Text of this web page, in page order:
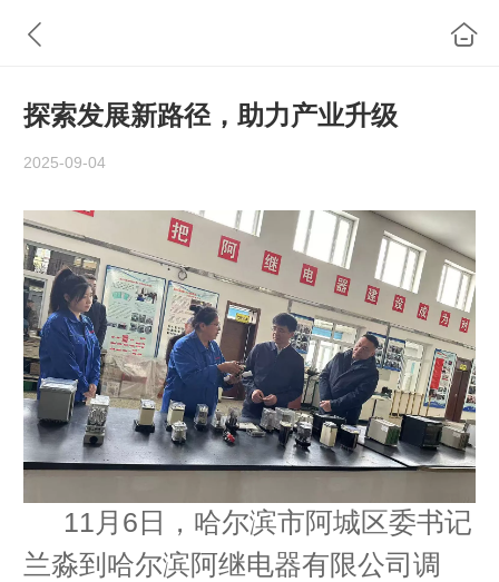
探索发展新路径，助力产业升级
2025-09-04
11月 6 日，哈尔滨市阿城区委书记
兰淼到哈尔滨阿继电器有限公司调